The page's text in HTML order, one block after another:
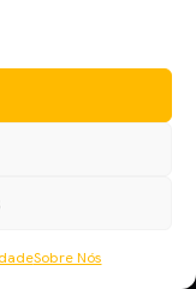
Sobre Nós
surgiu
deste ano. São
pelo sedutor
científica que
quais Garland